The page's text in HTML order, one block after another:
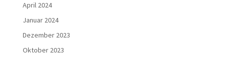
April 2024
Januar 2024
Dezember 2023
Oktober 2023